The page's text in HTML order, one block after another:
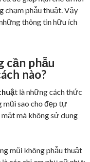
chạm phẫu thuật. Vậy
thông tin hữu ích
cần phẫu
nào?
t là những cách thức
mũi sao cho đẹp tự
mà không sử dụng
mũi không phẫu thuật